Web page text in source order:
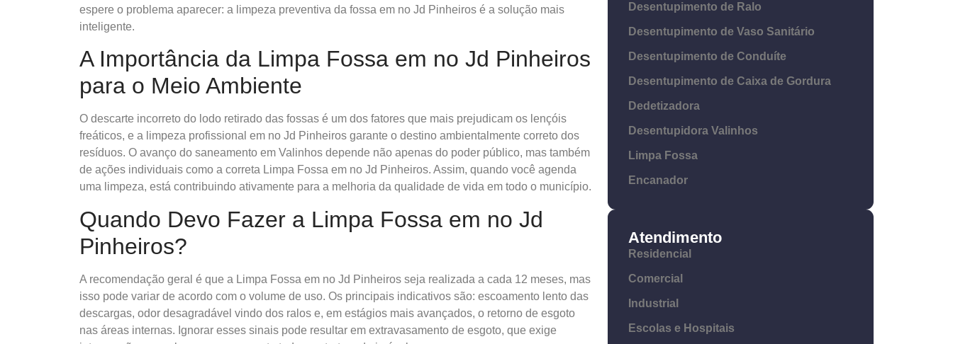
espere o problema aparecer: a limpeza preventiva da fossa em no Jd Pinheiros é a solução mais
inteligente.
A Importância da Limpa Fossa em no Jd Pinheiros
para o Meio Ambiente
O descarte incorreto do lodo retirado das fossas é um dos fatores que mais prejudicam os lençóis
freáticos, e a limpeza profissional em no Jd Pinheiros garante o destino ambientalmente correto dos
resíduos. O avanço do saneamento em Valinhos depende não apenas do poder público, mas também
de ações individuais como a correta Limpa Fossa em no Jd Pinheiros. Assim, quando você agenda
uma limpeza, está contribuindo ativamente para a melhoria da qualidade de vida em todo o município.
Quando Devo Fazer a Limpa Fossa em no Jd
Pinheiros?
A recomendação geral é que a Limpa Fossa em no Jd Pinheiros seja realizada a cada 12 meses, mas
isso pode variar de acordo com o volume de uso. Os principais indicativos são: escoamento lento das
descargas, odor desagradável vindo dos ralos e, em estágios mais avançados, o retorno de esgoto
nas áreas internas. Ignorar esses sinais pode resultar em extravasamento de esgoto, que exige
Desentupimento de Ralo
Desentupimento de Vaso Sanitário
Desentupimento de Conduíte
Desentupimento de Caixa de Gordura
Dedetizadora
Desentupidora Valinhos
Limpa Fossa
Encanador
Atendimento
Residencial
Comercial
Industrial
Escolas e Hospitais